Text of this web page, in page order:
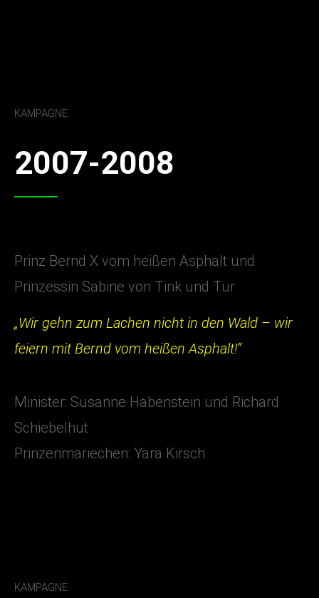
KAMPAGNE
2007-2008
Prinz Bernd X vom heißen Asphalt und
Prinzessin Sabine von Tink und Tur
„Wir gehn zum Lachen nicht in den Wald – wir
feiern mit Bernd vom heißen Asphalt!“
Minister: Susanne Habenstein und Richard
Schiebelhut
Prinzenmariechen: Yara Kirsch
KAMPAGNE